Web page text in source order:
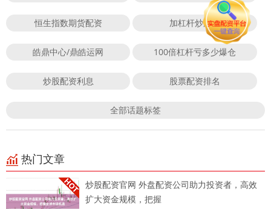
恒生指数期货配资 加杠杆炒股吗
皓鼎中心/鼎皓运网 100倍杠杆亏多少爆仓
炒股配资利息 股票配资排名
全部话题标签
热门文章
炒股配资官网 外盘配资公司助力投资者，高效
扩大资金规模，把握